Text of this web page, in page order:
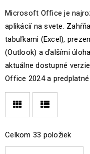
Microsoft Office je
aplikácií na svete.
tabuľkami (Excel),
(Outlook) a ďalšími
aktuálne dostupné
Office 2024 a
Celkom 33 položiek